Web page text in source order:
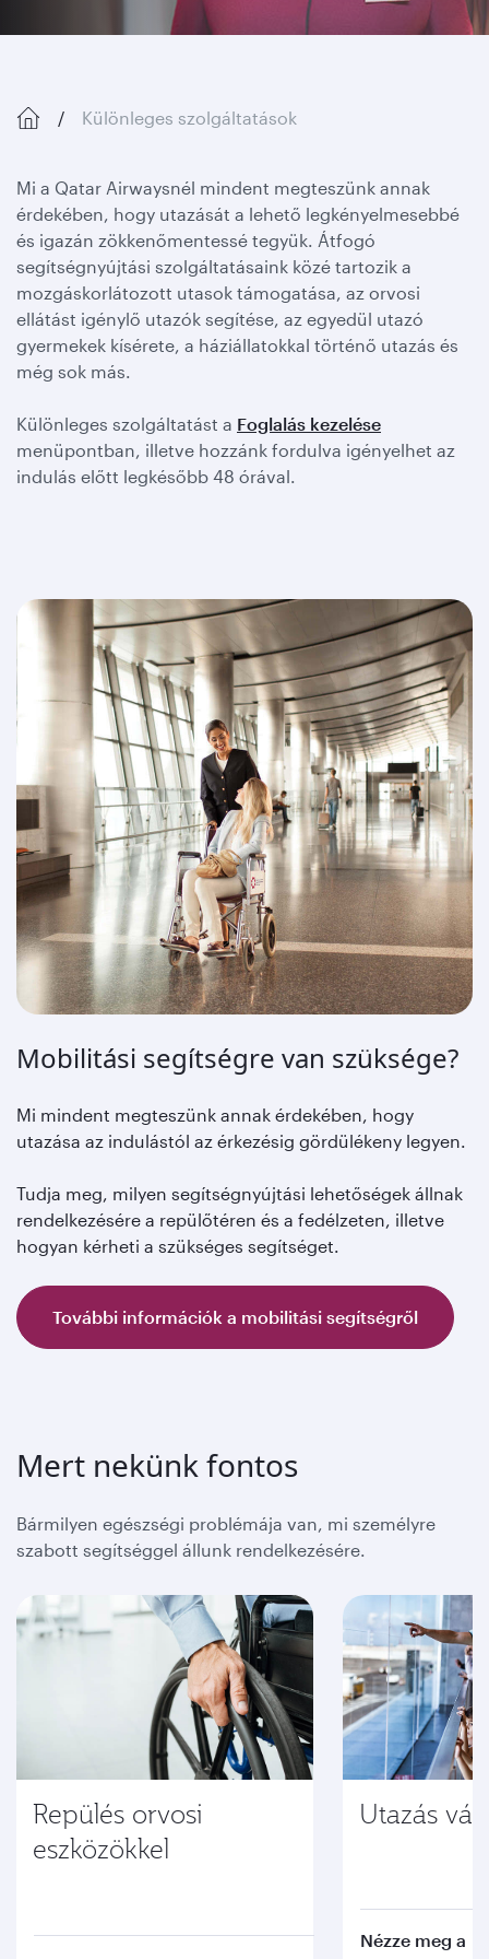
Különleges szolgáltatások
Mi a Qatar Airwaysnél mindent megteszünk annak
érdekében, hogy utazását a lehető legkényelmesebbé
és igazán zökkenőmentessé tegyük. Átfogó
segítségnyújtási szolgáltatásaink közé tartozik a
mozgáskorlátozott utasok támogatása, az orvosi
ellátást igénylő utazók segítése, az egyedül utazó
gyermekek kísérete, a háziállatokkal történő utazás és
még sok más.
Különleges szolgáltatást a Foglalás kezelése
menüpontban, illetve hozzánk fordulva igényelhet az
indulás előtt legkésőbb 48 órával.
Mobilitási segítségre van szüksége?
Mi mindent megteszünk annak érdekében, hogy
utazása az indulástól az érkezésig gördülékeny legyen.
Tudja meg, milyen segítségnyújtási lehetőségek állnak
rendelkezésére a repülőtéren és a fedélzeten, illetve
hogyan kérheti a szükséges segítséget.
További információk a mobilitási segítségről
Mert nekünk fontos
Bármilyen egészségi problémája van, mi személyre
szabott segítséggel állunk rendelkezésére.
Repülés orvosi
eszközökkel
Utazás
Nézze meg a